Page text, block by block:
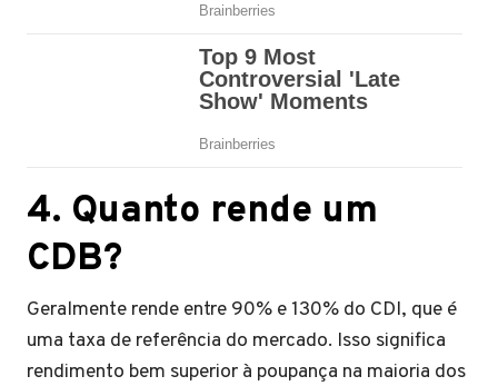
​4. Quanto rende um
CDB?
Geralmente rende entre 90% e 130% do CDI, que é
uma taxa de referência do mercado. Isso significa
rendimento bem superior à poupança na maioria dos